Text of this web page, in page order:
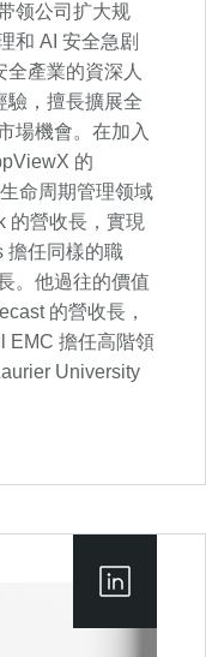
领公司扩大规
和 AI 安全急剧
產業的資深人
驗，擅長擴展全
場機會。在加入
的
命周期管理领域
的營收長，實現
擔任同樣的職
。他過往的價值
的營收長，
EMC 擔任高階領
University